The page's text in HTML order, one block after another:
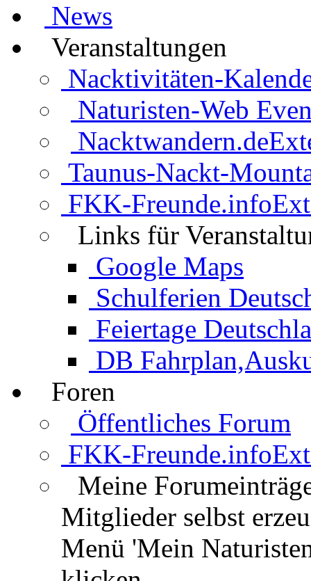
News
Veranstaltungen
Nacktivitäten-
Naturisten-Web
Nacktwandern.de
Taunus-Nackt-
FKK-Freunde.info
Links für
Google Maps
Schulferien
Feiertage
DB
Foren
Öffentliches Forum
FKK-Freunde.info
Meine
Mitglieder selbst
Menü 'Mein